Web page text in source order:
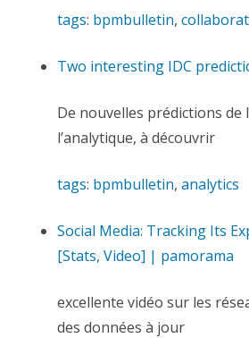
tags: bpmbulletin,
Two interesting IDC
De nouvelles prédictions de
l’analytique, à découvrir
tags: bpmbulletin, analytics
Social Media: Tracking Its
[Stats, Video] | pamorama
excellente vidéo sur les
des données à jour